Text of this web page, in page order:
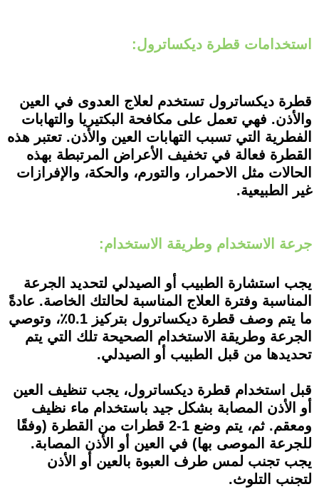
استخدامات قطرة ديكساترول:
قطرة ديكساترول تستخدم لعلاج العدوى في العين
والأذن. فهي تعمل على مكافحة البكتيريا والتهابات
الفطرية التي تسبب التهابات العين والأذن. تعتبر هذه
القطرة فعالة في تخفيف الأعراض المرتبطة بهذه
الحالات مثل الاحمرار، والتورم، والحكة، والإفرازات
غير الطبيعية.
جرعة الاستخدام وطريقة الاستخدام:
يجب استشارة الطبيب أو الصيدلي لتحديد الجرعة
المناسبة وفترة العلاج المناسبة لحالتك الخاصة. عادةً
ما يتم وصف قطرة ديكساترول بتركيز 0.1٪، وتوصي
الجرعة وطريقة الاستخدام الصحيحة تلك التي يتم
تحديدها من قبل الطبيب أو الصيدلي.
قبل استخدام قطرة ديكساترول، يجب تنظيف العين
أو الأذن المصابة بشكل جيد باستخدام ماء نظيف
ومعقم. ثم، يتم وضع 1-2 قطرات من القطرة (وفقًا
للجرعة الموصى بها) في العين أو الأذن المصابة.
يجب تجنب لمس طرف العبوة بالعين أو الأذن
لتجنب التلوث.